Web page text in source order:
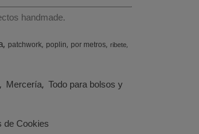
handmade.
patchwork poplin por metros ribete
Mercería Todo para bolsos y
de Cookies